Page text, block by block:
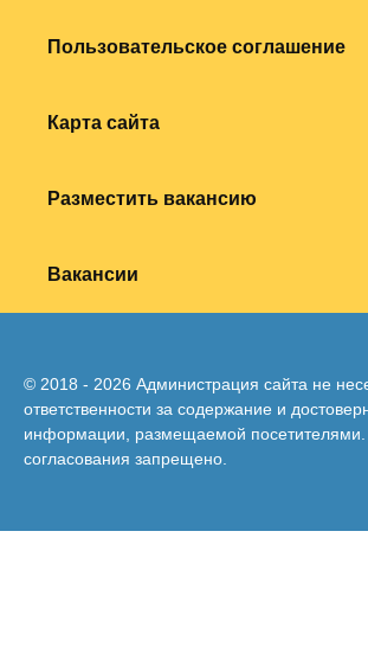
Пользовательское соглашение
Карта сайта
Разместить вакансию
Вакансии
© 2018 - 2026 Администрация сайта не
ответственности за содержание и
информации, размещаемой посетителями.
согласования запрещено.